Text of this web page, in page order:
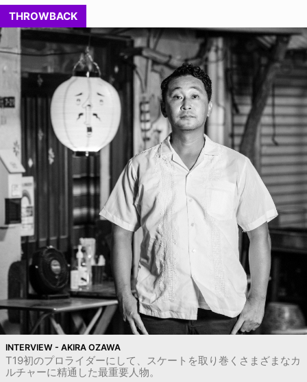
THROWBACK
INTERVIEW - AKIRA OZAWA
T19初のプロライダーにして、スケートを取り巻くさまざまなカ
ルチャーに精通した最重要人物。